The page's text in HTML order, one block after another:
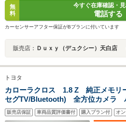
無
料
今すぐ在庫確認・
電話する
カーセンサーアフター保証がBプランに付いています
販売店： Ｄｕｘｙ（デュクシー）天白店
トヨタ
カローラクロス 1.8 Z 純正メモリ
セグTV/Bluetooth) 全方位カメラ
タセーフティーセンス ACC
RCTA PXSB RSA ビルトイン
販売店保証 車両品質評価書付 購入プラン付 オ